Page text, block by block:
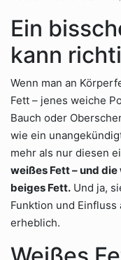
Ein
kann
Wenn man an
Fett – jenes weiche
Bauch oder
wie ein
mehr als nur diesen
weißes Fett – und
beiges Fett. Und ja,
Funktion und
erheblich.